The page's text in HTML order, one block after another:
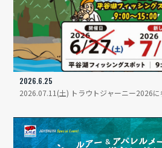
2026.6.25
2026.07.11(土) トラウトジャーニー2026に